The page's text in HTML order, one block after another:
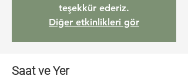
teşekkür ederiz.
Diğer etkinlikleri gör
Saat ve Yer